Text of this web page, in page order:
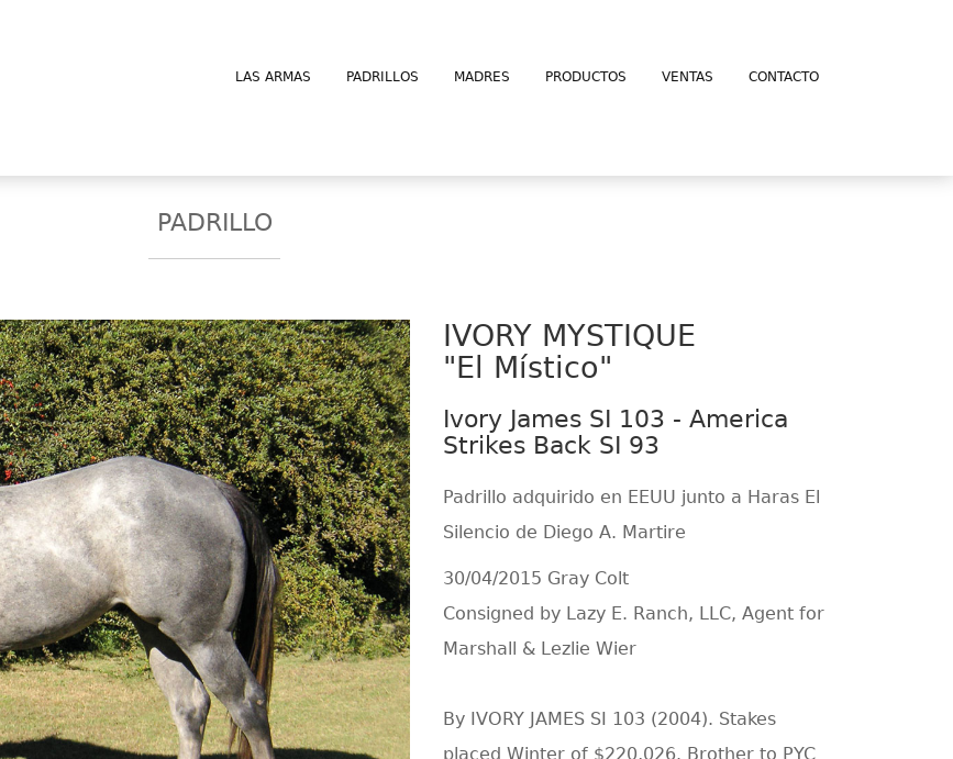
LAS ARMAS PADRILLOS MADRES PRODUCTOS VENTAS CONTACTO
PADRILLO
IVORY MYSTIQUE
"El Místico"
Ivory James SI 103 - America
Strikes Back SI 93
Padrillo adquirido en EEUU junto a Haras El
Silencio de Diego A. Martire
30/04/2015 Gray Colt
Consigned by Lazy E. Ranch, LLC, Agent for
Marshall & Lezlie Wier
By IVORY JAMES SI 103 (2004). Stakes
placed Winter of $220,026. Brother to PYC